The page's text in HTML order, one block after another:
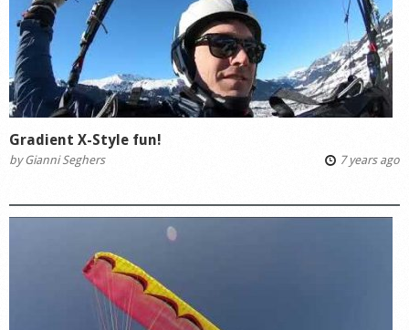
Gradient X-Style fun!
byGianni Seghers 7 years ago